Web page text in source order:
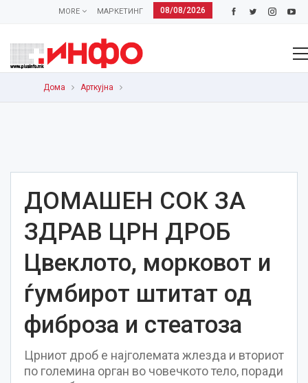
08/08/2026
МАРКЕТИНГ
MORE
Дома Арткујна
ДОМАШЕН СОК ЗА
ЗДРАВ ЦРН ДРОБ
Цвеклото, морковот и
ѓумбирот штитат од
фиброза и стеатоза
Црниот дроб е најголемата жлезда и вториот
по големина орган во човечкото тело, поради